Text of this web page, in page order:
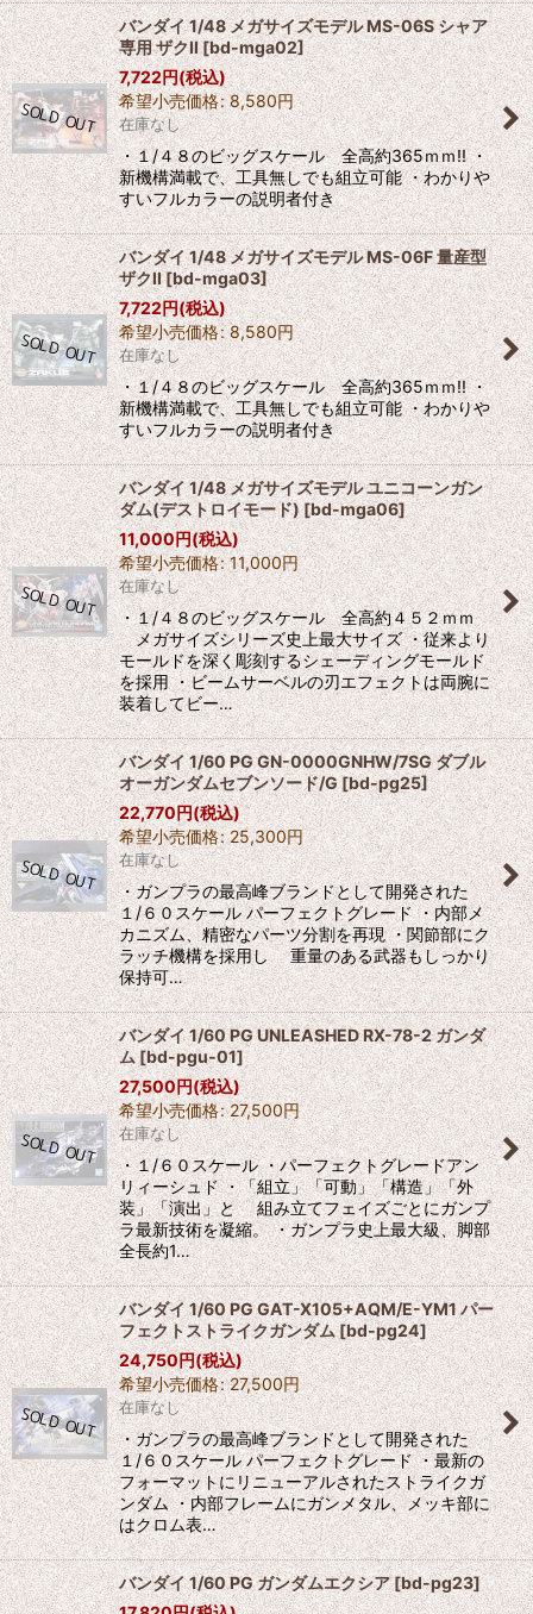
バンダイ 1/48 メガサイズモデル MS-06S シャア
専用 ザクII[bd-mga02]
7,722円(税込)
希望小売価格: 8,580円
在庫なし
・１/４８のビッグスケール 全高約365ｍｍ!! ・
新機構満載で、工具無しでも組立可能 ・わかりや
すいフルカラーの説明者付き
バンダイ 1/48 メガサイズモデル MS-06F 量産型
ザクII[bd-mga03]
7,722円(税込)
希望小売価格: 8,580円
在庫なし
・１/４８のビッグスケール 全高約365ｍｍ!! ・
新機構満載で、工具無しでも組立可能 ・わかりや
すいフルカラーの説明者付き
バンダイ 1/48 メガサイズモデル ユニコーンガン
ダム(デストロイモード) [bd-mga06]
11,000円(税込)
希望小売価格: 11,000円
在庫なし
・１/４８のビッグスケール 全高約４５２ｍｍ
メガサイズシリーズ史上最大サイズ ・従来より
モールドを深く彫刻するシェーディングモールド
を採用 ・ビームサーベルの刃エフェクトは両腕に
装着してビー…
バンダイ 1/60 PG GN-0000GNHW/7SG ダブル
オーガンダムセブンソード/G [bd-pg25]
22,770円(税込)
希望小売価格: 25,300円
在庫なし
・ガンプラの最高峰ブランドとして開発された
１/６０スケール パーフェクトグレード ・内部メ
カニズム、精密なパーツ分割を再現 ・関節部にク
ラッチ機構を採用し 重量のある武器もしっかり
保持可…
バンダイ 1/60 PG UNLEASHED RX-78-2 ガンダ
ム[bd-pgu-01]
27,500円(税込)
希望小売価格: 27,500円
在庫なし
・１/６０スケール ・パーフェクトグレードアン
リィーシュド ・「組立」「可動」「構造」「外
装」「演出」と 組み立てフェイズごとにガンプ
ラ最新技術を凝縮。 ・ガンプラ史上最大級、脚部
全長約1…
バンダイ 1/60 PG GAT-X105+AQM/E-YM1 パー
フェクトストライクガンダム[bd-pg24]
24,750円(税込)
希望小売価格: 27,500円
在庫なし
・ガンプラの最高峰ブランドとして開発された
１/６０スケール パーフェクトグレード ・最新の
フォーマットにリニューアルされたストライクガ
ンダム ・内部フレームにガンメタル、メッキ部に
はクロム表…
バンダイ 1/60 PG ガンダムエクシア [bd-pg23]